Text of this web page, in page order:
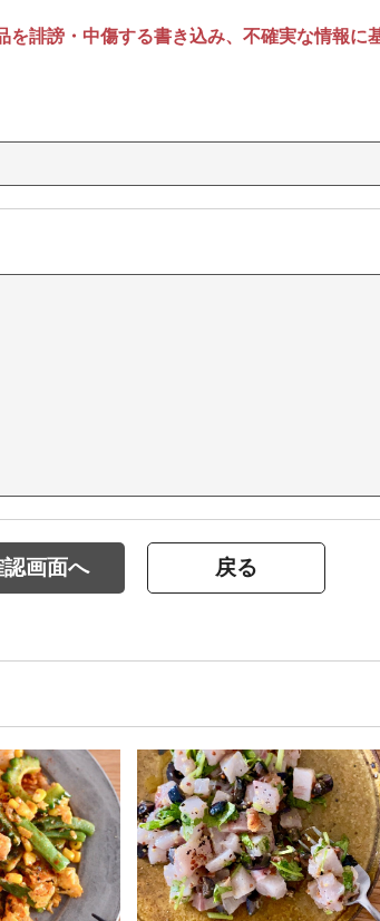
を誹謗・中傷する書き込み、不確実な情報に
認画面へ 戻る